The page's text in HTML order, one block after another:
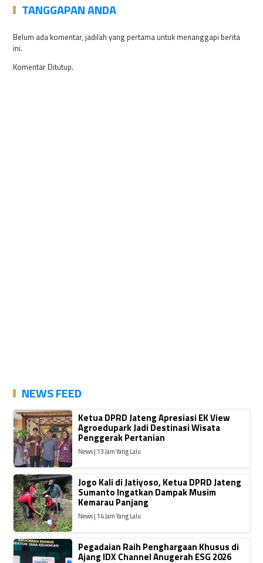
TANGGAPAN ANDA
Belum ada komentar, jadilah yang pertama untuk menanggapi berita
ini.
Komentar Ditutup.
NEWS FEED
Ketua DPRD Jateng Apresiasi EK View
Agroedupark Jadi Destinasi Wisata
Penggerak Pertanian
News | 13 Jam Yang Lalu
Jogo Kali di Jatiyoso, Ketua DPRD Jateng
Sumanto Ingatkan Dampak Musim
Kemarau Panjang
News | 14 Jam Yang Lalu
Pegadaian Raih Penghargaan Khusus di
Ajang IDX Channel Anugerah ESG 2026